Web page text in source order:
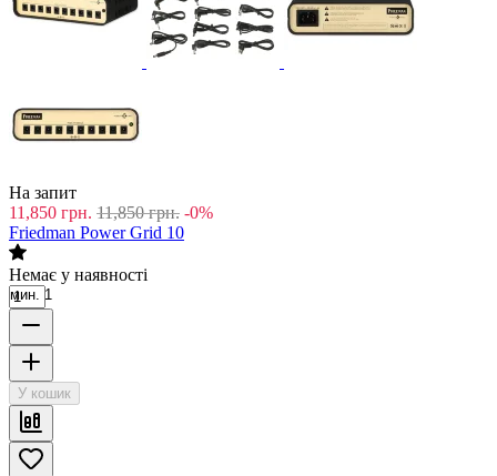
На запит
11,850 грн. 11,850 грн. -0%
Friedman Power Grid 10
Немає у наявності
мин. 1
У кошик